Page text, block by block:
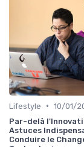
Lifestyle • 10/01/
Par-delà
Astuces
Conduire le